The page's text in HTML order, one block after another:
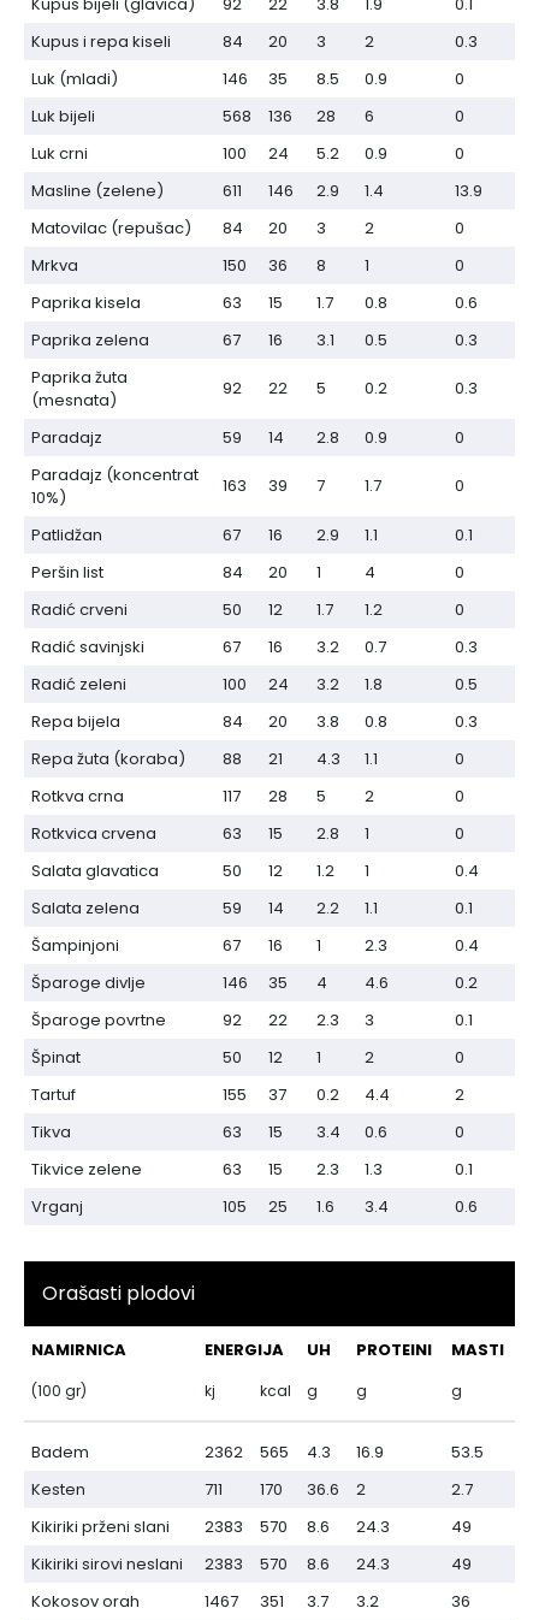
Kupus i repa kiseli
84 20 3 2
0.3
Luk (mladi)
146 35 8.5 0.9
0
Luk bijeli
568 136 28 6
0
Luk crni
100 24 5.2 0.9
0
Masline (zelene)
611 146 2.9 1.4
13.9
Matovilac (repušac)
84 20 3 2
0
Mrkva
150 36 8 1
0
Paprika kisela
63 15 1.7 0.8
0.6
Paprika zelena
67 16 3.1 0.5
0.3
Paprika žuta
(mesnata)
92 22 5 0.2 0.3
Paradajz 59 14 2.8 0.9
0
Paradajz (koncentrat
10%)
163 39 7 1.7 0
Patlidžan 67 16 2.9 1.1
0.1
Peršin list
84 20 1 4
0
Radić crveni
50 12 1.7 1.2
0
Radić savinjski
67 16 3.2 0.7
0.3
Radić zeleni
100 24 3.2 1.8
0.5
Repa bijela
84 20 3.8 0.8
0.3
Repa žuta (koraba)
88 21 4.3 1.1
0
Rotkva crna
117 28 5 2
0
Rotkvica crvena
63 15 2.8 1
0
Salata glavatica
50 12 1.2 1
0.4
Salata zelena
59 14 2.2 1.1
0.1
Šampinjoni
67 16 1 2.3
0.4
Šparoge divlje
146 35 4 4.6
0.2
Šparoge povrtne
92 22 2.3 3
0.1
Špinat
50 12 1 2
0
Tartuf
155 37 0.2 4.4
2
Tikva
63 15 3.4 0.6
0
Tikvice zelene
63 15 2.3 1.3
0.1
Vrganj
105 25 1.6 3.4 0.6
Orašasti plodovi
NAMIRNICA ENERGIJA UH PROTEINI MASTI
(100 gr) kj kcal g g g
Badem 2362 565 4.3 16.9
53.5
Kesten
711 170 36.6 2
2.7
Kikiriki prženi slani
2383 570 8.6 24.3
49
Kikiriki sirovi neslani
2383 570 8.6 24.3
49
Kokosov orah
1467 351 3.7 3.2
36